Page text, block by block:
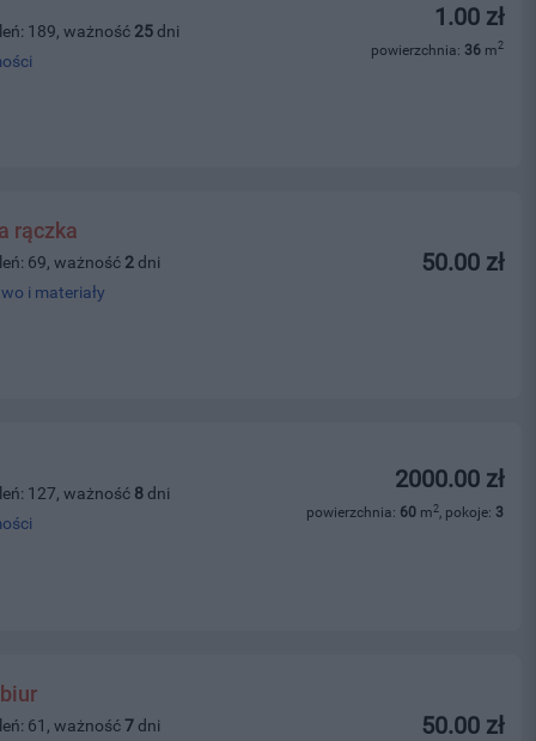
1.00 zł
powierzchnia: 36 m2
189, ważność 25 dni
rączka
50.00 zł
69, ważność 2 dni
i materiały
2000.00 zł
powierzchnia: 60 m2, pokoje: 3
127, ważność 8 dni
50.00 zł
61, ważność7 dni